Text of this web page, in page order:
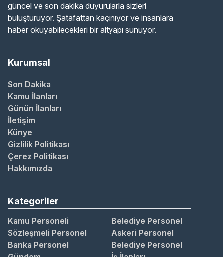
güncel ve son dakika duyurularla sizleri
buluşturuyor. Şatafattan kaçınıyor ve insanlara
haber okuyabilecekleri bir altyapı sunuyor.
Kurumsal
Son Dakika
Kamu İlanları
Günün İlanları
İletişim
Künye
Gizlilik Politikası
Çerez Politikası
Hakkımızda
Kategoriler
Kamu Personeli
Belediye Personel
Sözleşmeli Personel
Askeri Personel
Banka Personel
Belediye Personel